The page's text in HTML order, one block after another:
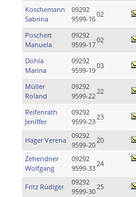
Koschemann
Sabrina
09292
9599-16
02
Poschert
Manuela
09292
9599-17
02
Döhla
Marina
09292
9599-19
03
Müller
Roland
09292
9599-22
22
Reifenrath
Jeniffer
09292
9599-23
23
Hager Verena
09292
9599-20
20
Zehendner
Wolfgang
09292
9599-33
24
Fritz Rüdiger
09292
9599-30
25